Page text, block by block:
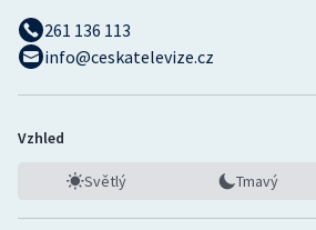
261 136 113
info@ceskatelevize.cz
Vzhled
Světlý Tmavý